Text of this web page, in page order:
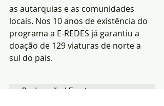
as autarquias e as comunidades
locais. Nos 10 anos de existência do
programa a E-REDES já garantiu a
doação de 129 viaturas de norte a
sul do país.
Redacção|Fonte: